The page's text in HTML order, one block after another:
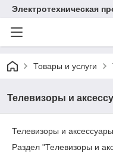
Электротехническая
Товары и услуги
Телевизоры и
Телевизоры и аксессуары
Раздел "Телевизоры и